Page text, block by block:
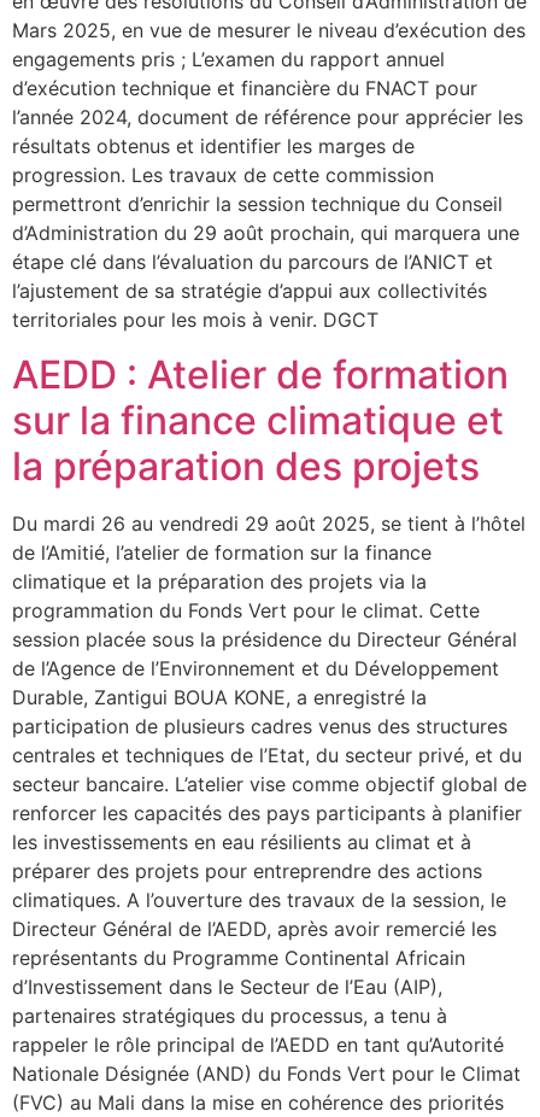
Mars 2025, en vue de mesurer le niveau d’exécution des
engagements pris ; L’examen du rapport annuel
d’exécution technique et financière du FNACT pour
l’année 2024, document de référence pour apprécier les
résultats obtenus et identifier les marges de
progression. Les travaux de cette commission
permettront d’enrichir la session technique du Conseil
d’Administration du 29 août prochain, qui marquera une
étape clé dans l’évaluation du parcours de l’ANICT et
l’ajustement de sa stratégie d’appui aux collectivités
territoriales pour les mois à venir. DGCT
AEDD : Atelier de formation
sur la finance climatique et
la préparation des projets
Du mardi 26 au vendredi 29 août 2025, se tient à l’hôtel
de l’Amitié, l’atelier de formation sur la finance
climatique et la préparation des projets via la
programmation du Fonds Vert pour le climat. Cette
session placée sous la présidence du Directeur Général
de l’Agence de l’Environnement et du Développement
Durable, Zantigui BOUA KONE, a enregistré la
participation de plusieurs cadres venus des structures
centrales et techniques de l’Etat, du secteur privé, et du
secteur bancaire. L’atelier vise comme objectif global de
renforcer les capacités des pays participants à planifier
les investissements en eau résilients au climat et à
préparer des projets pour entreprendre des actions
climatiques. A l’ouverture des travaux de la session, le
Directeur Général de l’AEDD, après avoir remercié les
représentants du Programme Continental Africain
d’Investissement dans le Secteur de l’Eau (AIP),
partenaires stratégiques du processus, a tenu à
rappeler le rôle principal de l’AEDD en tant qu’Autorité
Nationale Désignée (AND) du Fonds Vert pour le Climat
(FVC) au Mali dans la mise en cohérence des priorités